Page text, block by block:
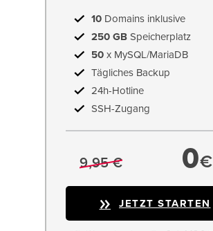
10 Domains inklusive
250 GB Speicherplatz
50 x MySQL/MariaDB
Tägliches Backup
24h-Hotline
SSH-Zugang
9,95 € 0€
JETZT STARTEN